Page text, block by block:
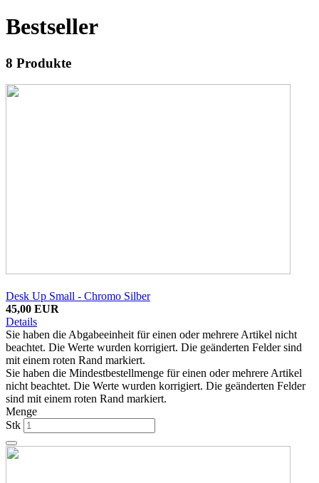
Bestseller
8 Produkte
Desk Up Small - Chromo Silber
45,00 EUR
Details
Sie haben die Abgabeeinheit für einen oder mehrere Artikel nicht
beachtet. Die Werte wurden korrigiert. Die geänderten Felder sind
mit einem roten Rand markiert.
Sie haben die Mindestbestellmenge für einen oder mehrere Artikel
nicht beachtet. Die Werte wurden korrigiert. Die geänderten Felder
sind mit einem roten Rand markiert.
Menge
Stk